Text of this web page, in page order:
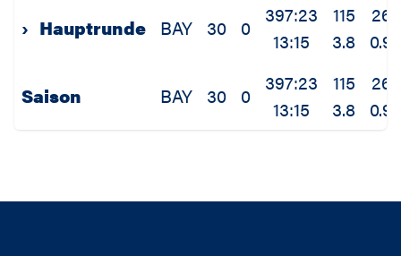
› Hauptrunde BAY 30 0
397:23
13:15
115
3.8
26
0.9
Saison BAY 30 0
397:23
13:15
115
3.8
26
0.9